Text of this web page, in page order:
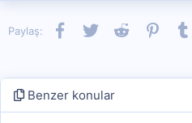
Paylaş: Facebook
TwitterReddit
Benzer konular